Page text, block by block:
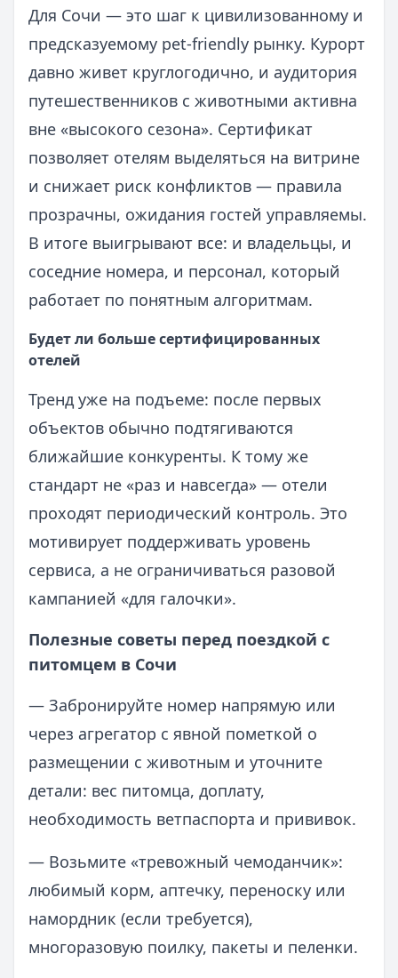
Для Сочи — это шаг к цивилизованному и
предсказуемому pet‑friendly рынку. Курорт
давно живет круглогодично, и аудитория
путешественников с животными активна
вне «высокого сезона». Сертификат
позволяет отелям выделяться на витрине
и снижает риск конфликтов — правила
прозрачны, ожидания гостей управляемы.
В итоге выигрывают все: и владельцы, и
соседние номера, и персонал, который
работает по понятным алгоритмам.
Будет ли больше сертифицированных
отелей
Тренд уже на подъеме: после первых
объектов обычно подтягиваются
ближайшие конкуренты. К тому же
стандарт не «раз и навсегда» — отели
проходят периодический контроль. Это
мотивирует поддерживать уровень
сервиса, а не ограничиваться разовой
кампанией «для галочки».
Полезные советы перед поездкой с
питомцем в Сочи
— Забронируйте номер напрямую или
через агрегатор с явной пометкой о
размещении с животным и уточните
детали: вес питомца, доплату,
необходимость ветпаспорта и прививок.
— Возьмите «тревожный чемоданчик»:
любимый корм, аптечку, переноску или
намордник (если требуется),
многоразовую поилку, пакеты и пеленки.